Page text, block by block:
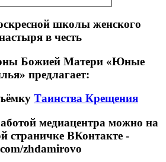
школы женского
в честь
Божией Матери «Юные
предлагает:
Таинства Крещения
медиацентра можно на
страничке ВКонтакте -
zhdamirovo